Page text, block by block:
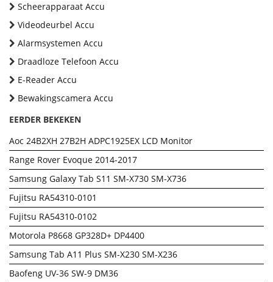
Scheerapparaat Accu
Videodeurbel Accu
Alarmsystemen Accu
Draadloze Telefoon Accu
E-Reader Accu
Bewakingscamera Accu
EERDER BEKEKEN
Aoc 24B2XH 27B2H ADPC1925EX LCD Monitor
Range Rover Evoque 2014-2017
Samsung Galaxy Tab S11 SM-X730 SM-X736
Fujitsu RA54310-0101
Fujitsu RA54310-0102
Motorola P8668 GP328D+ DP4400
Samsung Tab A11 Plus SM-X230 SM-X236
Baofeng UV-36 SW-9 DM36